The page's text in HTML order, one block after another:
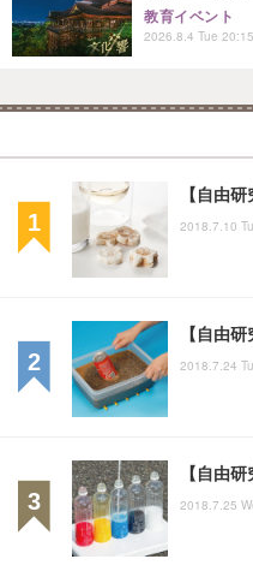
教育イベント
2026.8.4 Tue 20:15
【自由
2018.7.10
【自由
2018.7.24
【自由
2018.7.25